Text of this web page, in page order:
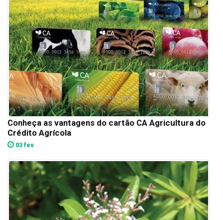
Conheça as vantagens do cartão CA Agricultura do
Crédito Agrícola
03 fev